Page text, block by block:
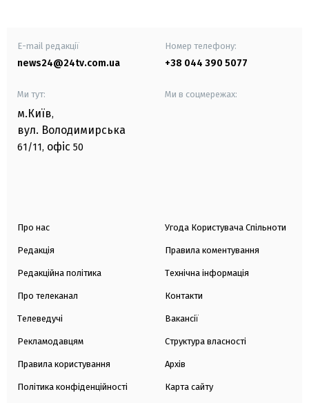
E-mail редакції
news24@24tv.com.ua
Номер телефону:
+38 044 390 5077
Ми тут:
м.Київ,
вул. Володимирська
61/11, офіс 50
Ми в соцмережах:
Про нас
Редакція
Редакційна політика
Про телеканал
Телеведучі
Рекламодавцям
Правила користування
Політика конфіденційності
Угода Користувача Спільноти
Правила коментування
Технічна інформація
Контакти
Вакансії
Структура власності
Архів
Карта сайту